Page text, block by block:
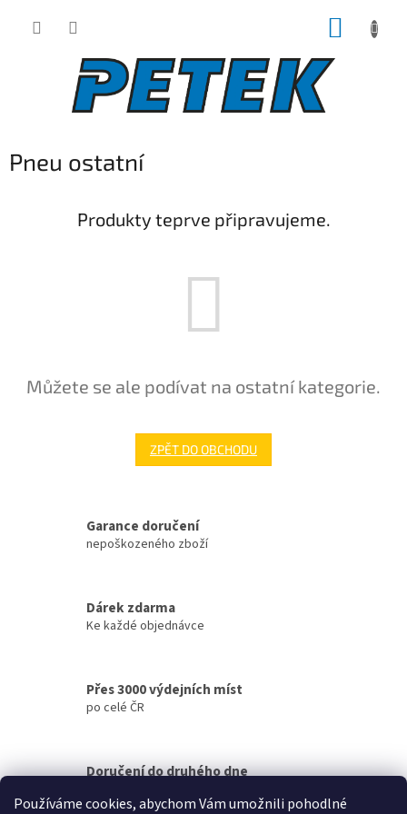
Používáme cookies, abychom Vám umožnili pohodlné
Pneu ostatní
Produkty teprve připravujeme.
Můžete se ale podívat na ostatní kategorie.
ZPĚT DO OBCHODU
Garance doručení
nepoškozeného zboží
Dárek zdarma
Ke každé objednávce
Přes 3000 výdejních míst
po celé ČR
Doručení do druhého dne